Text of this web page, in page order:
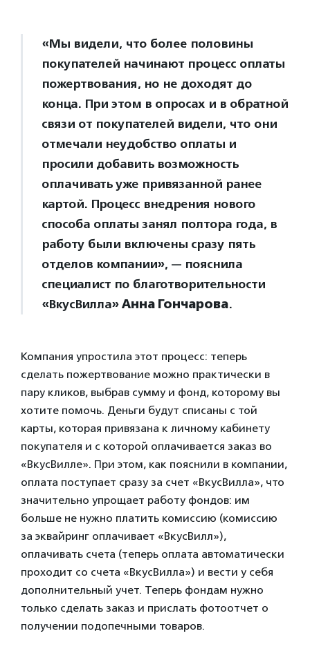
«Мы видели, что более половины
покупателей начинают процесс оплаты
пожертвования, но не доходят до
конца. При этом в опросах и в обратной
связи от покупателей видели, что они
отмечали неудобство оплаты и
просили добавить возможность
оплачивать уже привязанной ранее
картой. Процесс внедрения нового
способа оплаты занял полтора года, в
работу были включены сразу пять
отделов компании», — пояснила
специалист по благотворительности
«ВкусВилла»Анна Гончарова.
Компания упростила этот процесс: теперь
сделать пожертвование можно практически в
пару кликов, выбрав сумму и фонд, которому вы
хотите помочь. Деньги будут списаны с той
карты, которая привязана к личному кабинету
покупателя и с которой оплачивается заказ во
«ВкусВилле». При этом, как пояснили в компании,
оплата поступает сразу за счет «ВкусВилла», что
значительно упрощает работу фондов: им
больше не нужно платить комиссию (комиссию
за эквайринг оплачивает «ВкусВилл»),
оплачивать счета (теперь оплата автоматически
проходит со счета «ВкусВилла») и вести у себя
дополнительный учет. Теперь фондам нужно
только сделать заказ и прислать фотоотчет о
получении подопечными товаров.